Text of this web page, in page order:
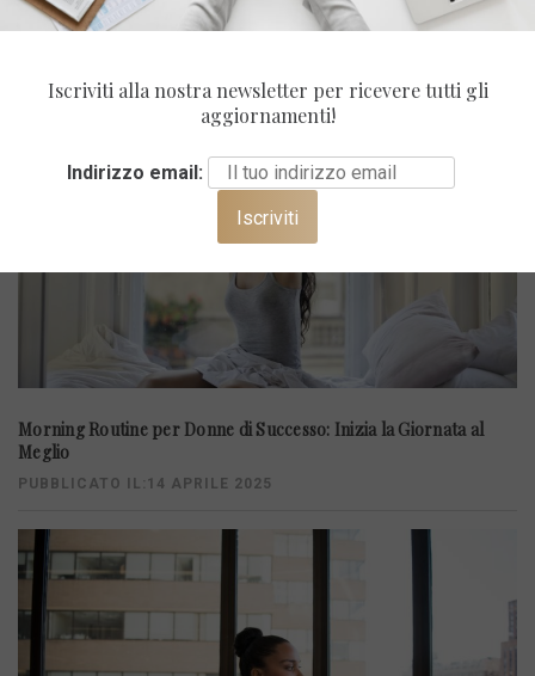
ULTIMI POST
Morning Routine per Donne di Successo: Inizia la Giornata al
Meglio
PUBBLICATO IL:14 APRILE 2025
Iscriviti alla nostra newsletter per ricevere tutti gli
aggiornamenti!
Indirizzo email: